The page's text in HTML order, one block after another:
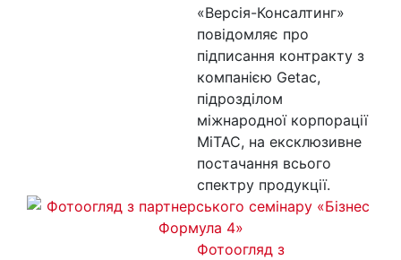
«Версія-Консалтинг»
повідомляє про
підписання контракту з
компанією Getac,
підрозділом
міжнародної корпорації
MiTAC, на ексклюзивне
постачання всього
спектру продукції.
Фотоогляд з